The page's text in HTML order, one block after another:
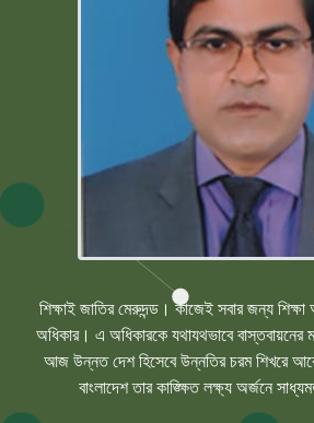
শিক্ষাই জাতির মেরুদন্ড। কাজেই সবার জন্য
অধিকার। এ অধিকারকে যথাযথভাবে বাস্তবায়নের
আজ উন্নত দেশ হিসেবে উন্নতির চরম শিখরে
বাংলাদেশ তার কাঙ্ক্ষিত লক্ষ্য অর্জনে